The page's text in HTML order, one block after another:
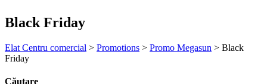
Black Friday
Elat Centru comercial > Promotions > Promo Megasun > Black
Friday
Căutare